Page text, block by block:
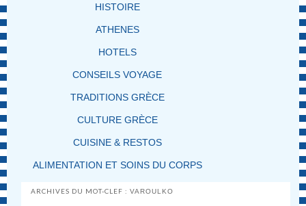
HISTOIRE
ATHENES
HOTELS
CONSEILS VOYAGE
TRADITIONS GRÈCE
CULTURE GRÈCE
CUISINE & RESTOS
ALIMENTATION ET SOINS DU CORPS
ARCHIVES DU MOT-CLEF :VAROULKO